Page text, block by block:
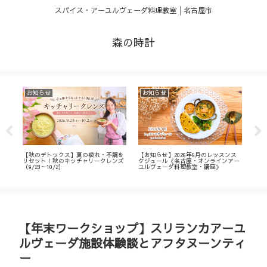
スパイス・アーユルヴェーダ料理教室│名古屋市
森の時計
お知らせ
【秋のデトックス】夏の疲れ・不調を
リセット！秋のキッチャリークレンズ
（9/23～10/2）
お知らせ
【お知らせ】2026年9月のレッスンス
ケジュール《名古屋・オンラインアー
ユルヴェーダ料理教室・講座》
【年末ワークショップ】スリランカアーユ
ルヴェーダ施設体験談とアフタヌーンティ
ー